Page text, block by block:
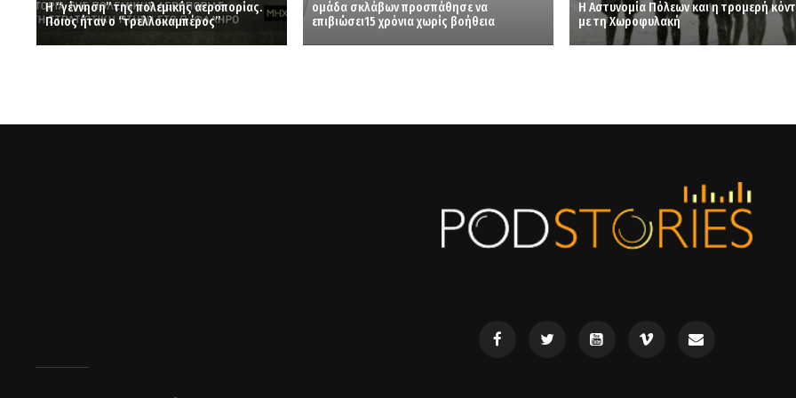
Η “γέννηση” της πολεμικής αεροπορίας.
Ποιος ήταν ο “τρελλοκαμπέρος”
ομάδα σκλάβων προσπάθησε να
επιβιώσει15 χρόνια χωρίς βοήθεια
Η Αστυνομία Πόλεων και η τρομερή
με τη Χωροφυλακή